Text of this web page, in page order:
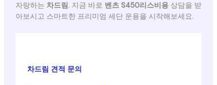
자랑하는 차드림 . 지금 바로 벤츠 S450리스비용상담을 받
아보시고 스마트한 프리미엄 세단 운용을 시작해보세요.
차드림 견적 문의